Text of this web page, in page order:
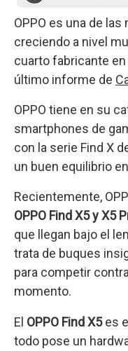
OPPO es una de
creciendo a nivel
cuarto fabricante
último informe de
OPPO tiene en su
smartphones de
con la serie Find X
un buen equilibrio
Recientemente,
OPPO Find X5 y X5
que llegan bajo el
trata de buques
para competir
momento.
El OPPO Find X5es
todo pose un